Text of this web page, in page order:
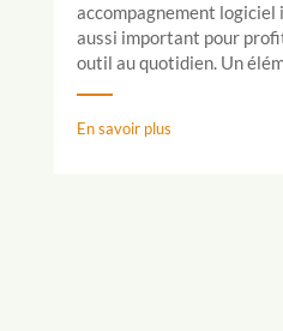
accompagnement
aussi important pour
outil au quotidien. Un
En savoir plus